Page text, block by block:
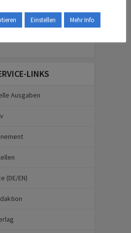
LINKS
Ausgaben
(DE/EN)
Einstellen Mehr Info